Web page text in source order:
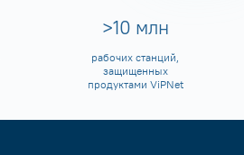
>10 млн
рабочих станций,
защищенных
продуктами ViPNet